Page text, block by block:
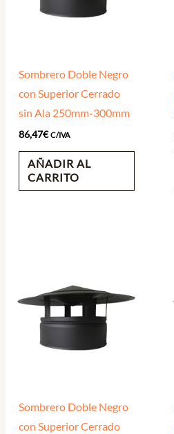
Sombrero Doble Negro
con Superior Cerrado
sin Ala 250mm-300mm
86,47€ C/IVA
AÑADIR AL
CARRITO
Sombrero Doble Negro
con Superior Cerrado